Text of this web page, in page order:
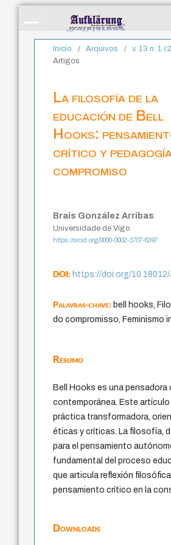
Início / Arquivos / v. 13 n. 1
Artigos
La filosofía de la
educación de Bell
Hooks:
crítico y
compromiso
Brais González Arribas
Universidade de Vigo
https://orcid.org/0000-0002-3707-6397
DOI:https://doi.org/
Palavras-chave:bell hooks,
do compromisso, Feminismo
Resumo
Bell Hooks es una
contemporánea. Este
práctica transformadora,
éticas y críticas. La filosofía,
para el pensamiento
fundamental del proceso
que articula reflexión
pensamiento crítico en la
Downloads